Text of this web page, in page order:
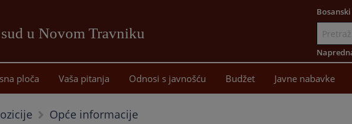
u Novom Travniku
sadržaj
Bosanski
ploča Vaša pitanja Odnosi s javnošću Budžet Javne nabavke
Opće informacije